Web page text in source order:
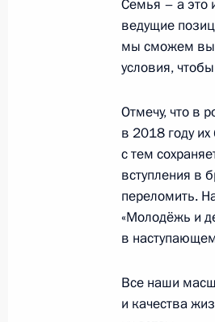
Встреча с
7 июля 2025
Принята
7 февраля 2025
Заседание
23 января 2025
Семья – а это
ведущие
мы сможем
условия,
Отмечу, что в
в 2018 году
с тем
вступления в
переломить.
«Молодёжь и
в
Все наши
и качества